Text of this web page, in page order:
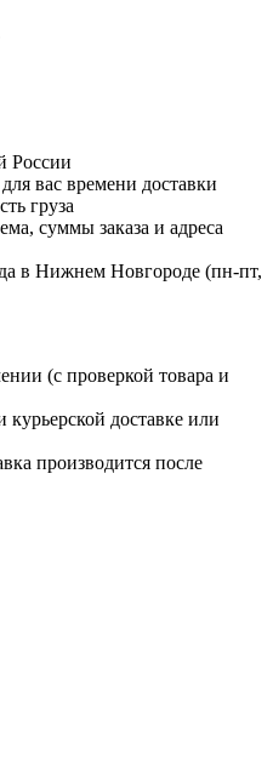
России
вас времени доставки
груза
суммы заказа и адреса
в Нижнем Новгороде (пн-пт,
(с проверкой товара и
доставке или
производится после